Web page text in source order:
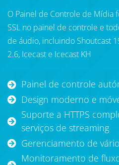
O Painel de Controle de Mídia
SSL no painel de controle e
de áudio, incluindo Shoutcast
2.6, Icecast e Icecast KH
Painel de controle
Design moderno e
Suporte a HTTPS
serviços de streaming
Gerenciamento de
Monitoramento de